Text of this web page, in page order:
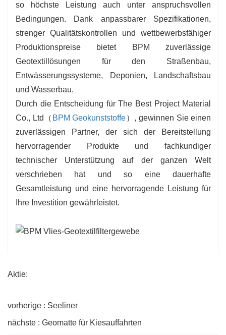
so höchste Leistung auch unter anspruchsvollen
Bedingungen. Dank anpassbarer Spezifikationen,
strenger Qualitätskontrollen und wettbewerbsfähiger
Produktionspreise bietet BPM zuverlässige
Geotextillösungen für den Straßenbau,
Entwässerungssysteme, Deponien, Landschaftsbau
und Wasserbau.
Durch die Entscheidung für The Best Project Material
Co., Ltd（ BPM Geokunststoffe）, gewinnen Sie einen
zuverlässigen Partner, der sich der Bereitstellung
hervorragender Produkte und fachkundiger
technischer Unterstützung auf der ganzen Welt
verschrieben hat und so eine dauerhafte
Gesamtleistung und eine hervorragende Leistung für
Ihre Investition gewährleistet.
Aktie:
vorherige : Seeliner
nächste : Geomatte für Kiesauffahrten